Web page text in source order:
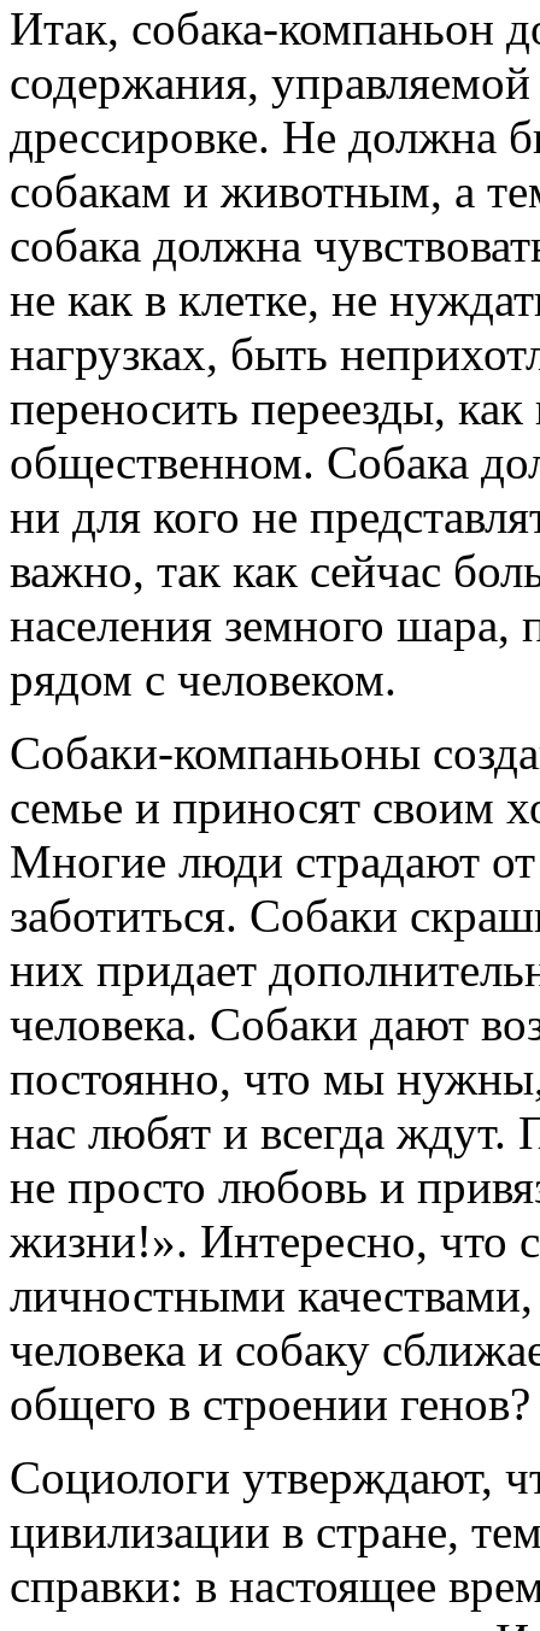
Итак, собака-компаньон
содержания, управляемой
дрессировке. Не должна
собакам и животным, а
собака должна
не как в клетке, не
нагрузках, быть
переносить переезды,
общественном. Собака
ни для кого не
важно, так как сейчас
населения земного шара,
рядом с человеком.
Собаки-компаньоны
семье и приносят своим
Многие люди страдают
заботиться. Собаки
них придает
человека. Собаки дают
постоянно, что мы нужны,
нас любят и всегда ждут.
не просто любовь и
жизни!». Интересно, что
личностными
человека и собаку
общего в строении генов?
Социологи утверждают,
цивилизации в стране,
справки: в настоящее